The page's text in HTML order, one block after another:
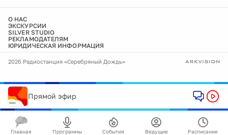
О НАС
ЭКСКУРСИИ
SILVER STUDIO
РЕКЛАМОДАТЕЛЯМ
ЮРИДИЧЕСКАЯ ИНФОРМАЦИЯ
2026 Радиостанция «Серебряный Дождь»
Прямой эфир
Главная Программы События Ведущие Расписание